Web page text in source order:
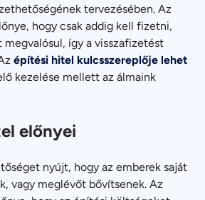
tervezésében. Az
hogy csak addig kell fizetni,
így a visszafizetést
építési hitel kulcsszereplője lehet
kezelése mellett az álmaink
előnyei
nyújt, hogy az emberek saját
vagy meglévőt bővítsenek. Az